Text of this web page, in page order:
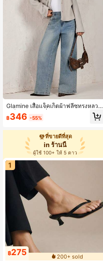
Glamine เสื้อแจ็คเก็ตผ้าฟลีซทรงหลวม
มีเท็กซ์เจอร์แฟชั่นอเนกประสงค์สำหรับ
ผู้หญิง
฿346 -55%
ที่ขายดีที่สุด
in ร้านนี้
ผู้ใช้ 100+ ให้ 5 ดาว
1
฿275
200+ sold